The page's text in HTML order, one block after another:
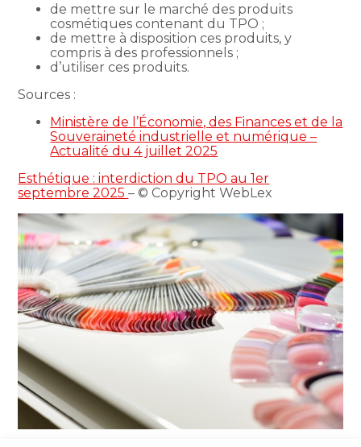
de mettre sur le marché des produits
cosmétiques contenant du TPO ;
de mettre à disposition ces produits, y
compris à des professionnels ;
d’utiliser ces produits.
Sources :
Ministère de l’Économie, des Finances et de la
Souveraineté industrielle et numérique –
Actualité du 4 juillet 2025
Esthétique : interdiction du TPO au 1er
septembre 2025– © Copyright WebLex